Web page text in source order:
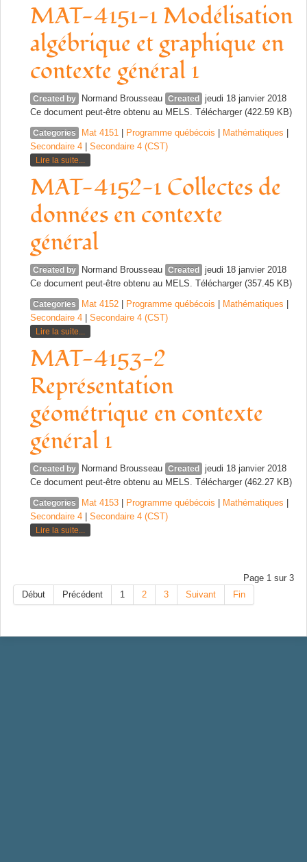
MAT-4151-1 Modélisation
algébrique et graphique en
contexte général 1
Created by Normand Brousseau Created
jeudi 18 janvier 2018
Ce document peut-être obtenu au MELS. Télécharger (422.59 KB)
Categories Mat 4151 Programme québécois Mathématiques
Secondaire 4
Secondaire 4 (CST)
Lire la suite...
MAT-4152-1 Collectes de
données en contexte
général
Created by Normand Brousseau Created
jeudi 18 janvier 2018
Ce document peut-être obtenu au MELS. Télécharger (357.45 KB)
Categories Mat 4152 Programme québécois Mathématiques
Secondaire 4
Secondaire 4 (CST)
Lire la suite...
MAT-4153-2
Représentation
géométrique en contexte
général 1
Created by Normand Brousseau Created
jeudi 18 janvier 2018
Ce document peut-être obtenu au MELS. Télécharger (462.27 KB)
Categories Mat 4153 Programme québécois Mathématiques
Secondaire 4
Secondaire 4 (CST)
Lire la suite...
Page 1 sur 3
Début
Précédent 1 2 3 Suivant Fin